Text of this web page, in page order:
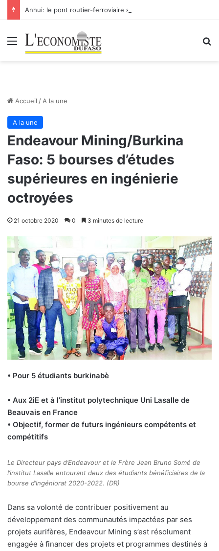
Menu
Accueil / A la une
A la une
Endeavour Mining/Burkina
Faso: 5 bourses d’études
supérieures en ingénierie
octroyées
21 octobre 2020 0 3 minutes de lecture
• Pour 5 étudiants burkinabè
• Aux 2iE et à l’institut polytechnique Uni Lasalle de
Beauvais en France
• Objectif, former de futurs ingénieurs compétents et
compétitifs
Le Directeur pays d’Endeavour et le Frère Jean Bruno Somé de
l’institut Lasalle entourant deux des étudiants bénéficiaires de la
bourse d’Ingéniorat 2020-2022. (DR)
Dans sa volonté de contribuer positivement au
développement des communautés impactées par ses
projets aurifères, Endeavour Mining s’est résolument
engagée à financer des projets et programmes destinés à